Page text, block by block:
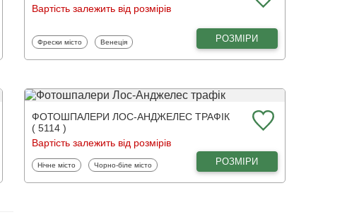
Вартість залежить від розмірів
Фотошпалери
Фрески місто Фотошпалери
Венеція РОЗМІРИ
ФОТОШПАЛЕРИ ЛОС-АНДЖЕЛЕС ТРАФІК
( 5114 )
Вартість залежить від розмірів
Фотошпалери
Нічне місто Фотошпалери
Чорно-біле місто РОЗМІРИ